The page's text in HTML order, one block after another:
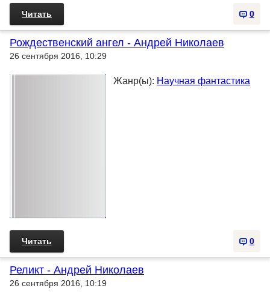
0
Читать
Рождественский ангел - Андрей Николаев
26 сентября 2016, 10:29
Жанр(ы): Научная фантастика
0
Читать
Реликт - Андрей Николаев
26 сентября 2016, 10:19